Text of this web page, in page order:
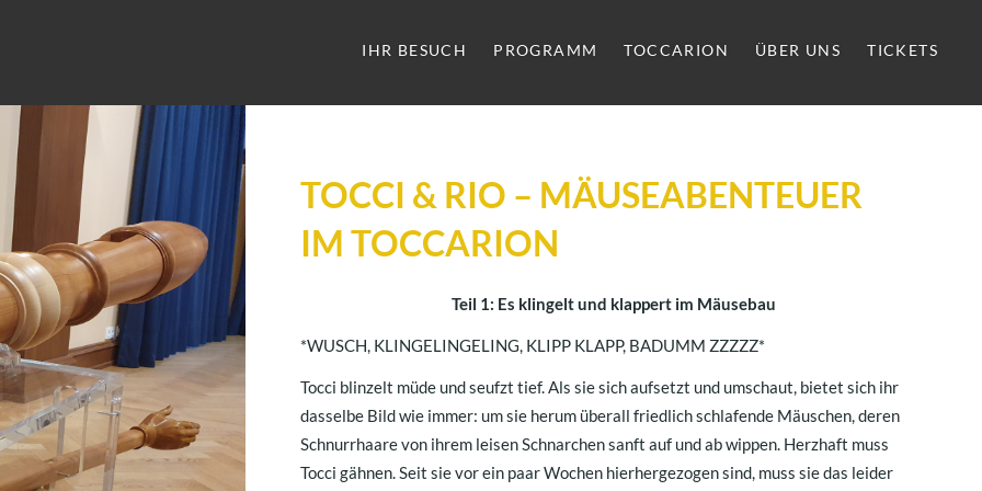
IHR BESUCH PROGRAMM TOCCARION ÜBER UNS TICKETS
TOCCI & RIO – MÄUSEABENTEUER
IM TOCCARION
Teil 1: Es klingelt und klappert im Mäusebau
*WUSCH, KLINGELINGELING, KLIPP KLAPP, BADUMM ZZZZZ*
Tocci blinzelt müde und seufzt tief. Als sie sich aufsetzt und umschaut, bietet sich ihr
dasselbe Bild wie immer: um sie herum überall friedlich schlafende Mäuschen, deren
Schnurrhaare von ihrem leisen Schnarchen sanft auf und ab wippen. Herzhaft muss
Tocci gähnen. Seit sie vor ein paar Wochen hierhergezogen sind, muss sie das leider